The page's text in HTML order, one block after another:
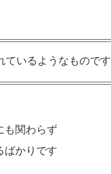
ているようなものです
も関わらず
ばかりです